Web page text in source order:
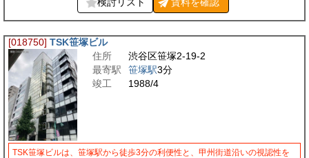
[018750] TSK笹塚ビル
住所
渋谷区笹塚2-19-2
最寄駅
笹塚駅3分
竣工
1988/4
TSK笹塚ビルは、笹塚駅から徒歩3分の利便性と、甲州街道沿いの視認性を